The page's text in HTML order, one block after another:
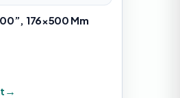
176×500 Mm